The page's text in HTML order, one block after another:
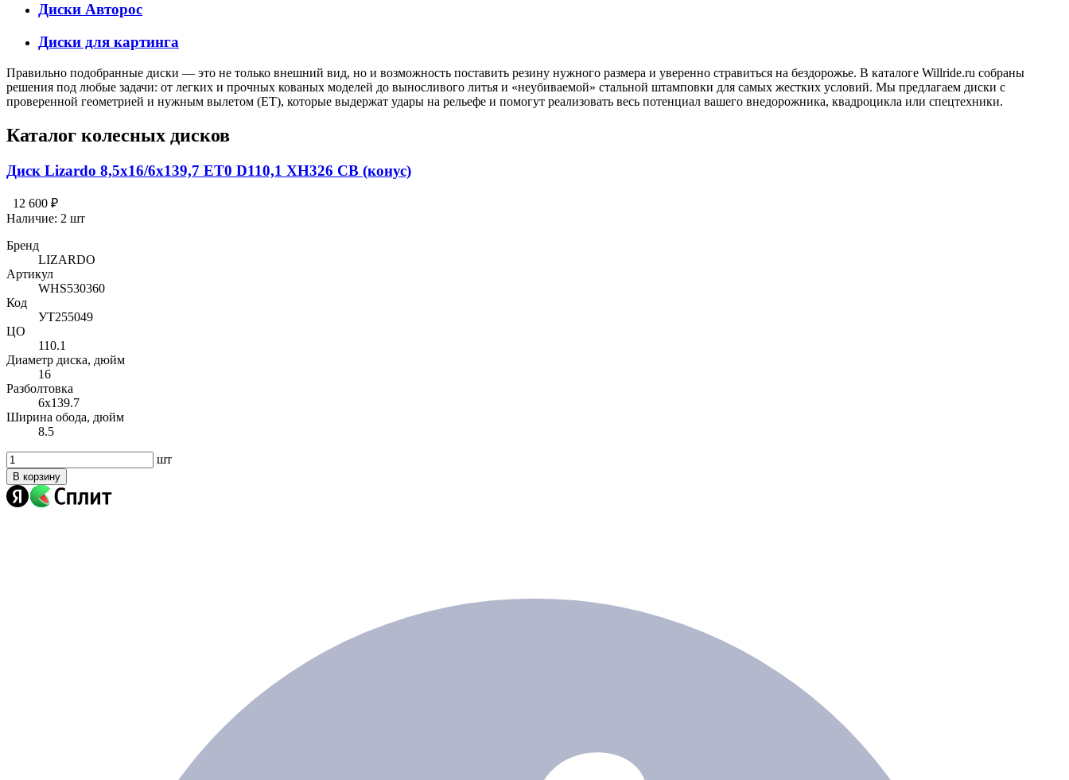
Диски Авторос
Диски для картинга
Правильно подобранные диски — это не только внешний вид, но и возможность поставить резину нужного размера и уверенно стравиться на бездорожье. В каталоге Willride.ru собраны
решения под любые задачи: от легких и прочных кованых моделей до выносливого литья и «неубиваемой» стальной штамповки для самых жестких условий. Мы предлагаем диски с
проверенной геометрией и нужным вылетом (ET), которые выдержат удары на рельефе и помогут реализовать весь потенциал вашего внедорожника, квадроцикла или спецтехники.
Каталог колесных дисков
Диск Lizardo 8,5x16/6x139,7 ET0 D110,1 XH326 CB (конус)
12 600 ₽
Наличие: 2 шт
Бренд
LIZARDO
Артикул
WHS530360
Код
УТ255049
ЦО
110.1
Диаметр диска, дюйм
16
Разболтовка
6x139.7
Ширина обода, дюйм
8.5
шт
В корзину